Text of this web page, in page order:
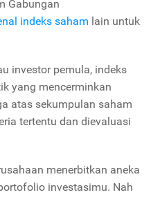
Gabungan
indeks saham lain untuk
investor pemula, indeks
yang mencerminkan
atas sekumpulan saham
tertentu dan dievaluasi
menerbitkan aneka
investasimu. Nah